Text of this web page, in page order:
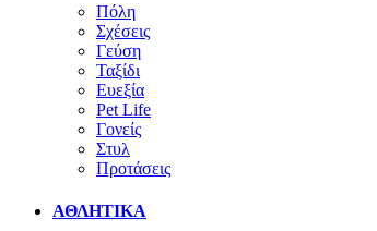
Πόλη
Σχέσεις
Γεύση
Ταξίδι
Ευεξία
Pet Life
Γονείς
Στυλ
Προτάσεις
ΑΘΛΗΤΙΚΑ